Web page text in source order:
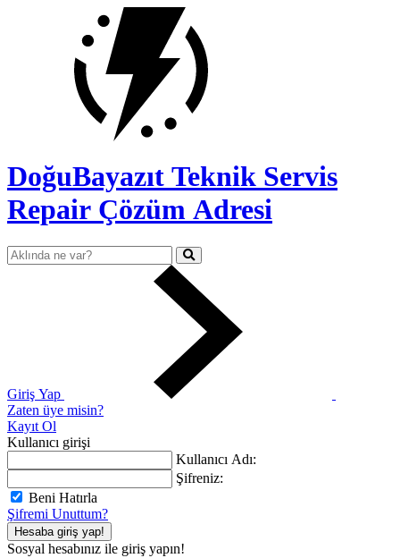
DoğuBayazıt Teknik Servis
Repair Çözüm Adresi
Giriş Yap
Zaten üye misin?
Kayıt Ol
Kullanıcı girişi
Kullanıcı Adı:
Şifreniz:
Beni Hatırla
Şifremi Unuttum?
Hesaba giriş yap!
Sosyal hesabınız ile giriş yapın!